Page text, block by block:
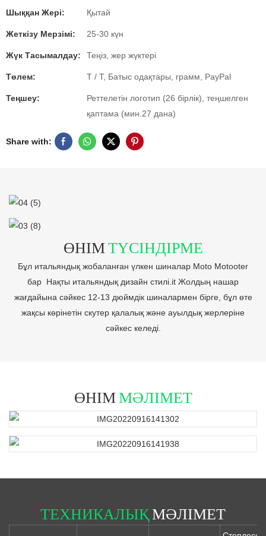
Шыққан Жері: Қытай
Жеткізу Мерзімі: 25-30 күн
Жүк Тасымалдау: Теңіз, жер жүктері
Төлем: T / T, Батыс одақтары, грамм, PayPal
Теңшеу:
Реттелетін логотип (26 бірлік), теңшелген
қаптама (мин.27 дана)
Share with:
ӨНІМТҮСІНДІРМЕ
Бұл итальяндық жобаланған үлкен шиналар Moto Motooter
бар Нақты итальяндық дизайн стилі.it Жолдың нашар
жағдайына сәйкес 12-13 дюймдік шиналармен бірге, бұл өте
жақсы көрінетін скутер қалалық және ауылдық жерлеріне
сәйкес келеді.
ӨНІММӘЛІМЕТ
ТЕХНИКАЛЫҚМӘЛІМЕТ